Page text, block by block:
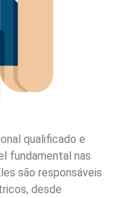
qualificado e
fundamental nas
são responsáveis
desde